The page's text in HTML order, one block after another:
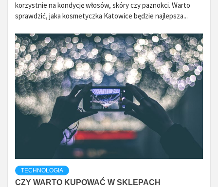
korzystnie na kondycję włosów, skóry czy paznokci. Warto
sprawdzić, jaka kosmetyczka Katowice będzie najlepsza...
TECHNOLOGIA
CZY WARTO KUPOWAĆ W SKLEPACH